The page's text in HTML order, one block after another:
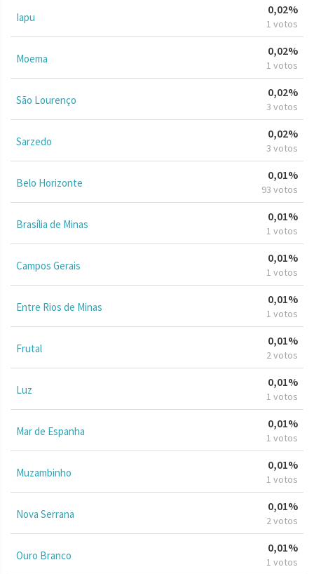
Iapu
0,02%
1 votos
Moema
0,02%
1 votos
São Lourenço
0,02%
3 votos
Sarzedo
0,02%
3 votos
Belo Horizonte
0,01%
93 votos
Brasília de Minas
0,01%
1 votos
Campos Gerais
0,01%
1 votos
Entre Rios de Minas
0,01%
1 votos
Frutal
0,01%
2 votos
Luz
0,01%
1 votos
Mar de Espanha
0,01%
1 votos
Muzambinho
0,01%
1 votos
Nova Serrana
0,01%
2 votos
Ouro Branco
0,01%
1 votos